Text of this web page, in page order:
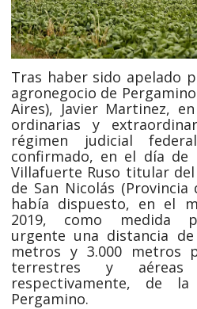
Tras haber sido apelado
agronegocio de
Aires), Javier Martinez,
ordinarias y
régimen judicial
confirmado, en el día de
Villafuerte Ruso titular del
de San Nicolás (Provincia
había dispuesto, en el
2019, como medida
urgente una distancia
metros y 3.000 metros
terrestres y aéreas
respectivamente, de
Pergamino.